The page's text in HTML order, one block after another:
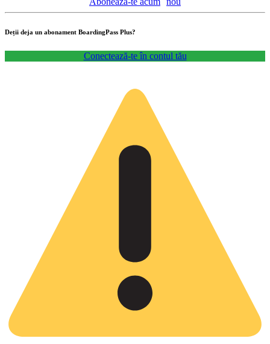
Deții deja un abonament BoardingPass Plus?
Conectează-te în contul tău